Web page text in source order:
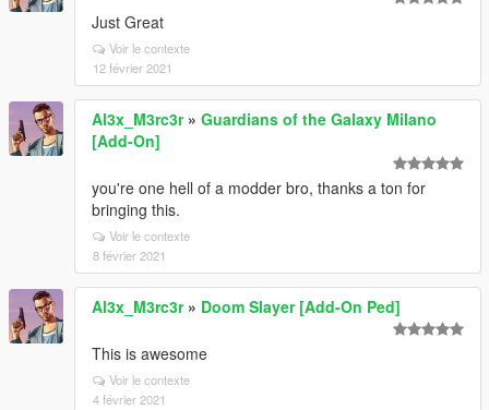
Just Great
Voir le contexte
12 février 2021
Al3x_M3rc3r» Guardians of the Galaxy Milano
[Add-On]
you're one hell of a modder bro, thanks a ton for
bringing this.
Voir le contexte
8 février 2021
Al3x_M3rc3r» Doom Slayer [Add-On Ped]
This is awesome
Voir le contexte
4 février 2021